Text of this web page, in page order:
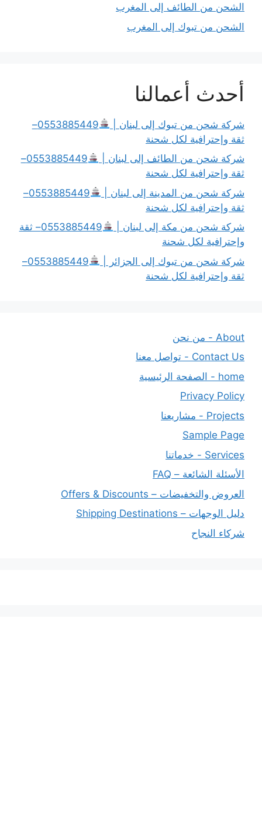
الشحن من الطائف إلى المغرب
الشحن من تبوك إلى المغرب
أحدث أعمالنا
شركة شحن من تبوك إلى لبنان |
0553885449–
ثقة وإحترافية لكل شحنة
شركة شحن من الطائف إلى لبنان |
0553885449–
ثقة وإحترافية لكل شحنة
شركة شحن من المدينة إلى لبنان |
0553885449–
ثقة وإحترافية لكل شحنة
شركة شحن من مكة إلى لبنان |
0553885449– ثقة
وإحترافية لكل شحنة
شركة شحن من تبوك إلى الجزائر |
0553885449–
ثقة وإحترافية لكل شحنة
About - من نحن
Contact Us - تواصل معنا
home - الصفحة الرئيسية
Privacy Policy
Projects - مشاريعنا
Sample Page
Services - خدماتنا
الأسئلة الشائعة – FAQ
العروض والتخفيضات – Offers & Discounts
دليل الوجهات – Shipping Destinations
شركاء النجاح